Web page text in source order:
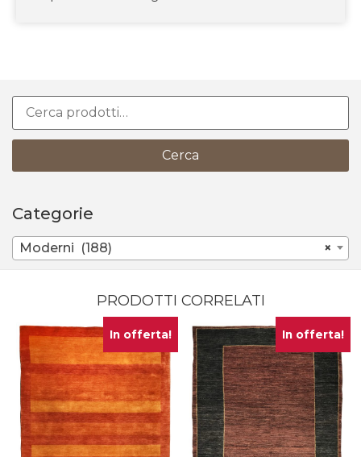
Cerca
Categorie
×
Moderni (188)
PRODOTTI CORRELATI
In offerta! In offerta!